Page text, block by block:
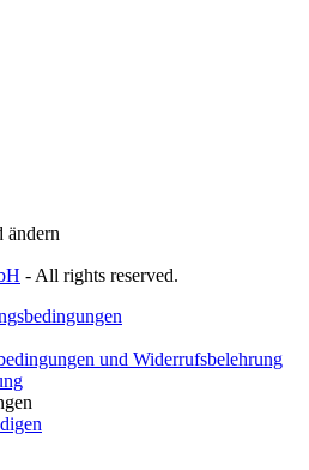
ändern
- All rights reserved.
und Widerrufsbelehrung